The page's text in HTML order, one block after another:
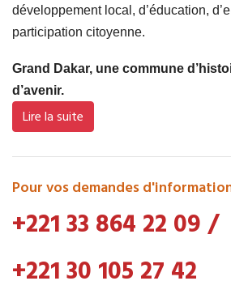
développement local, d’éducation,
participation citoyenne.
Grand Dakar, une commune
d’avenir.
Lire la suite
Pour vos demandes
+221 33 864 22 09/
+221 30 105 27 42